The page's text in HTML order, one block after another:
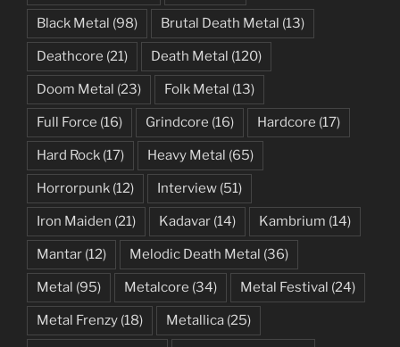
Black Metal (98) Brutal Death Metal (13)
Deathcore (21) Death Metal (120)
Doom Metal (23) Folk Metal (13)
Full Force (16) Grindcore (16) Hardcore (17)
Hard Rock (17) Heavy Metal (65)
Horrorpunk (12) Interview (51)
Iron Maiden (21) Kadavar (14) Kambrium (14)
Mantar (12) Melodic Death Metal (36)
Metal (95) Metalcore (34) Metal Festival (24)
Metal Frenzy (18) Metallica (25)